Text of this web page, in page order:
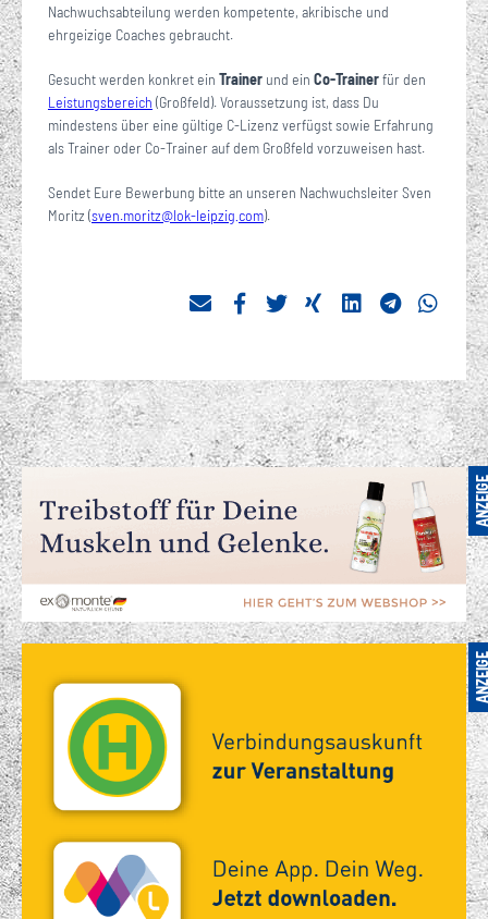
Nachwuchsabteilung werden kompetente, akribische und
ehrgeizige Coaches gebraucht.
Gesucht werden konkret ein Trainer und ein Co-Trainerfür den
Leistungsbereich (Großfeld). Voraussetzung ist, dass Du
mindestens über eine gültige C-Lizenz verfügst sowie Erfahrung
als Trainer oder Co-Trainer auf dem Großfeld vorzuweisen hast.
Sendet Eure Bewerbung bitte an unseren Nachwuchsleiter Sven
Moritz (sven.moritz@lok-leipzig·com).